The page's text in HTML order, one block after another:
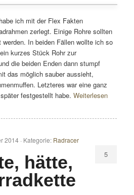
ich mit der Flex Fakten
zerlegt. Einige Rohre sollten
In beiden Fällen wollte ich so
kurzes Stück Rohr zur
die beiden Enden dann stumpf
das möglich sauber aussieht,
Letzteres war eine ganz
festgestellt habe.Weiterlesen
2014 · Kategorie: Radracer
hätte,
5